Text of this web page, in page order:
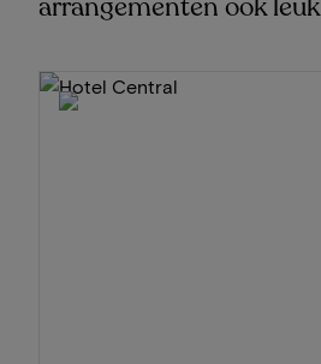
arrangementen ook leuk